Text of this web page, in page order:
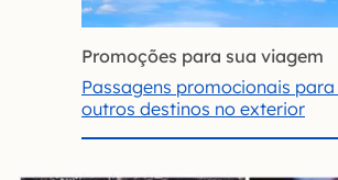
Promoções para sua viagem
Passagens promocionais para
outros destinos no exterior